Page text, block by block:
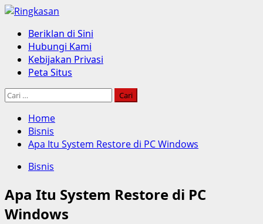
Skip
content
Primary
Menu
Beriklan di Sini
Hubungi Kami
Kebijakan Privasi
Peta Situs
Cari
Home
Bisnis
Apa Itu System Restore di PC Windows
Bisnis
Apa Itu System Restore di PC
Windows